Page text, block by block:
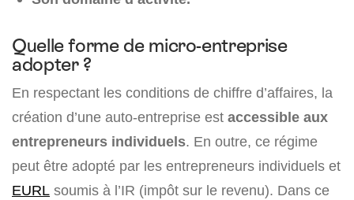
Quelle forme de micro-entreprise
adopter ?
En respectant les conditions de chiffre d’affaires, la
création d’une auto-entreprise est accessible aux
entrepreneurs individuels. En outre, ce régime
peut être adopté par les entrepreneurs individuels et
EURL soumis à l’IR (impôt sur le revenu). Dans ce